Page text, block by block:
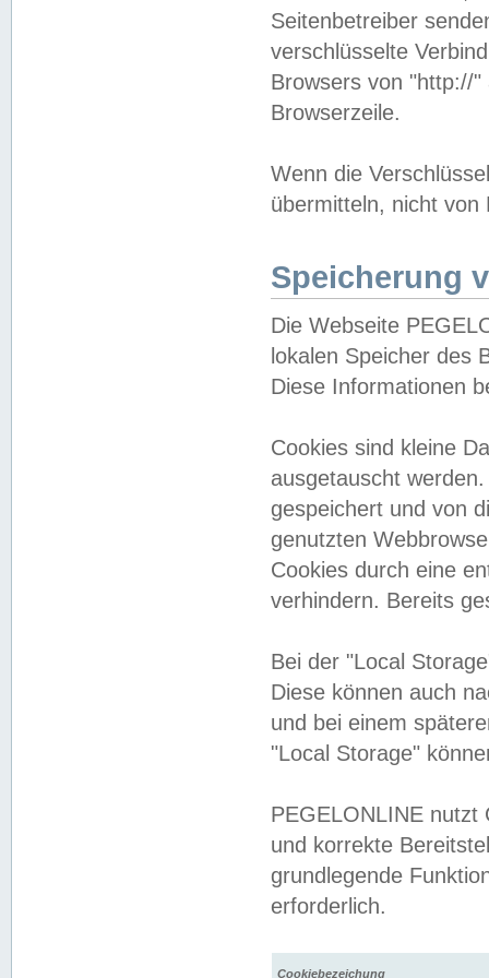
Seitenbetreiber
verschlüsselte
Browsers von "http://
Browserzeile.
Wenn die
übermitteln, nicht von
Speicherung
Die Webseite
lokalen Speicher des
Diese Informationen
Cookies sind kleine
ausgetauscht
gespeichert und von
genutzten
Cookies durch eine
verhindern. Bereits
Bei der "Local
Diese können auch
und bei einem
"Local Storage"
PEGELONLINE nutzt
und korrekte
grundlegende
erforderlich.
Cookiebezeichung